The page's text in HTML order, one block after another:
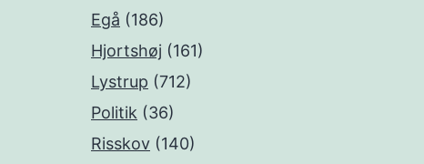
Egå (186)
Hjortshøj (161)
Lystrup (712)
Politik (36)
Risskov (140)